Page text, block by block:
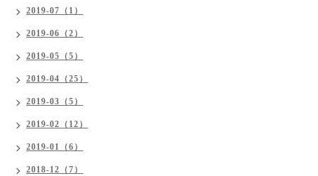
2019-07（1）
2019-06（2）
2019-05（5）
2019-04（25）
2019-03（5）
2019-02（12）
2019-01（6）
2018-12（7）